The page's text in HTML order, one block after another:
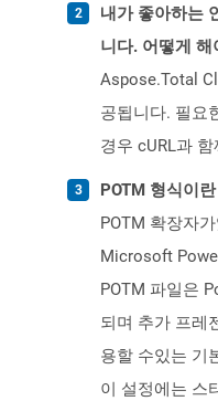
내가 좋아하는
니다. 어떻게 해
Aspose.Total
공됩니다. 필요
경우 cURL과
POTM 형식이
POTM 확장자
Microsoft
POTM 파일은
되며 추가 프레
용할 수있는 기
이 설정에는 스